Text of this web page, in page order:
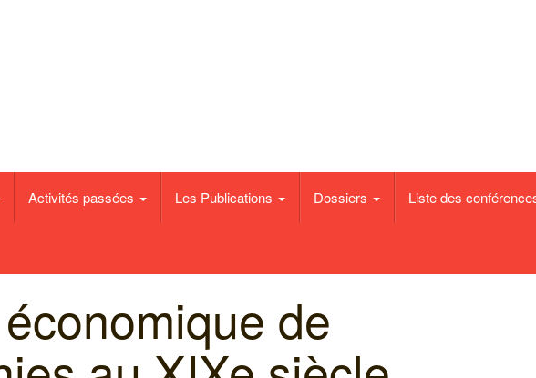
de Binche
Activités passées Les Publications Dossiers Liste des
de